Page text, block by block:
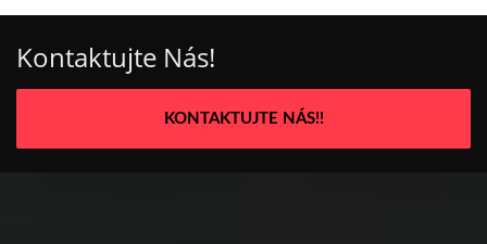
Kontaktujte Nás!
KONTAKTUJTE NÁS!!